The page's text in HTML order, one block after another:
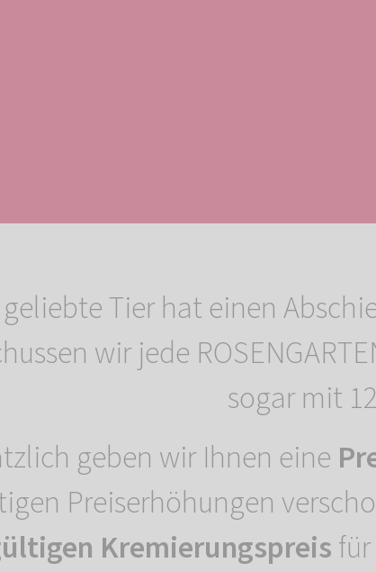
Tier hat einen
wir jede
sogar mit
geben wir Ihnen eine
Preiserhöhungen
Kremierungspreis